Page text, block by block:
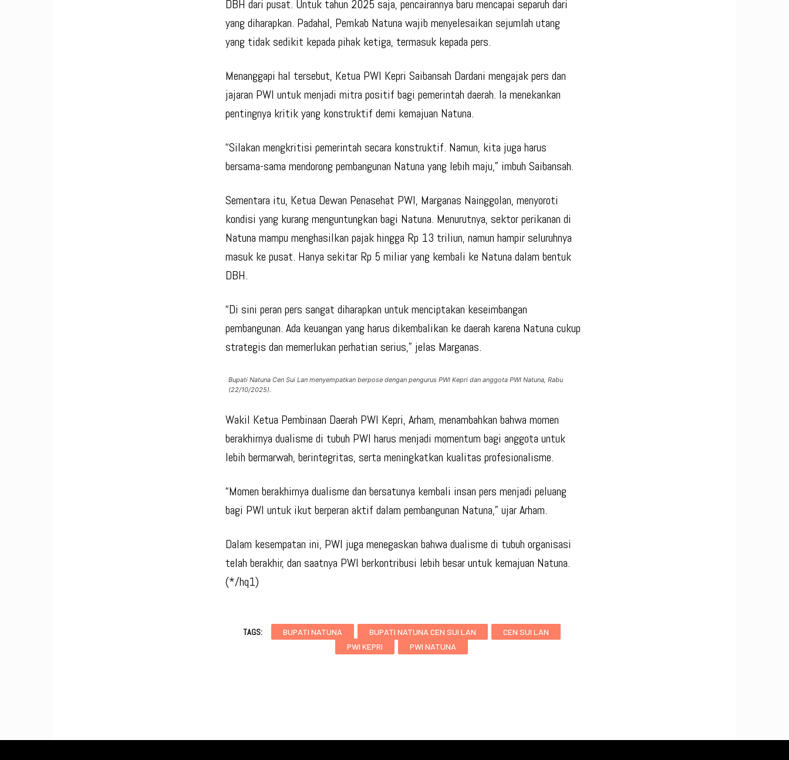
DBH dari pusat. Untuk tahun 2025 saja, pencairannya baru mencapai separuh dari
yang diharapkan. Padahal, Pemkab Natuna wajib menyelesaikan sejumlah utang
yang tidak sedikit kepada pihak ketiga, termasuk kepada pers.
Menanggapi hal tersebut, Ketua PWI Kepri Saibansah Dardani mengajak pers dan
jajaran PWI untuk menjadi mitra positif bagi pemerintah daerah. Ia menekankan
pentingnya kritik yang konstruktif demi kemajuan Natuna.
“Silakan mengkritisi pemerintah secara konstruktif. Namun, kita juga harus
bersama-sama mendorong pembangunan Natuna yang lebih maju,” imbuh Saibansah.
Sementara itu, Ketua Dewan Penasehat PWI, Marganas Nainggolan, menyoroti
kondisi yang kurang menguntungkan bagi Natuna. Menurutnya, sektor perikanan di
Natuna mampu menghasilkan pajak hingga Rp 13 triliun, namun hampir seluruhnya
masuk ke pusat. Hanya sekitar Rp 5 miliar yang kembali ke Natuna dalam bentuk
DBH.
“Di sini peran pers sangat diharapkan untuk menciptakan keseimbangan
pembangunan. Ada keuangan yang harus dikembalikan ke daerah karena Natuna cukup
strategis dan memerlukan perhatian serius,” jelas Marganas.
Bupati Natuna Cen Sui Lan menyempatkan berpose dengan pengurus PWI Kepri dan anggota PWI Natuna, Rabu
(22/10/2025).
Wakil Ketua Pembinaan Daerah PWI Kepri, Arham, menambahkan bahwa momen
berakhirnya dualisme di tubuh PWI harus menjadi momentum bagi anggota untuk
lebih bermarwah, berintegritas, serta meningkatkan kualitas profesionalisme.
“Momen berakhirnya dualisme dan bersatunya kembali insan pers menjadi peluang
bagi PWI untuk ikut berperan aktif dalam pembangunan Natuna,” ujar Arham.
Dalam kesempatan ini, PWI juga menegaskan bahwa dualisme di tubuh organisasi
telah berakhir, dan saatnya PWI berkontribusi lebih besar untuk kemajuan Natuna.
(*/hq1)
TAGS: BUPATI NATUNA BUPATI NATUNA CEN SUI LAN
CEN SUI LAN
PWI KEPRI
PWI NATUNA